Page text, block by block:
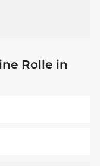
Rolle in